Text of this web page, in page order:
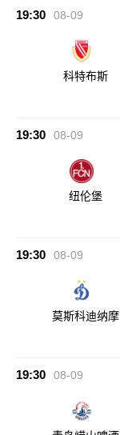
19:30 08-09
科特布斯
19:30 08-09
纽伦堡
19:30 08-09
莫斯科迪纳摩
19:30 08-09